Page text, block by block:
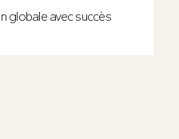
globale avec succès